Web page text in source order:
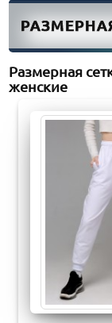
Размерная
женские